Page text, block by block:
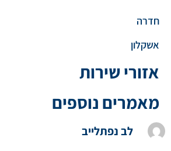
חדרה
אשקלון
אזורי שירות
מאמרים נוספים
לב נפתלייב